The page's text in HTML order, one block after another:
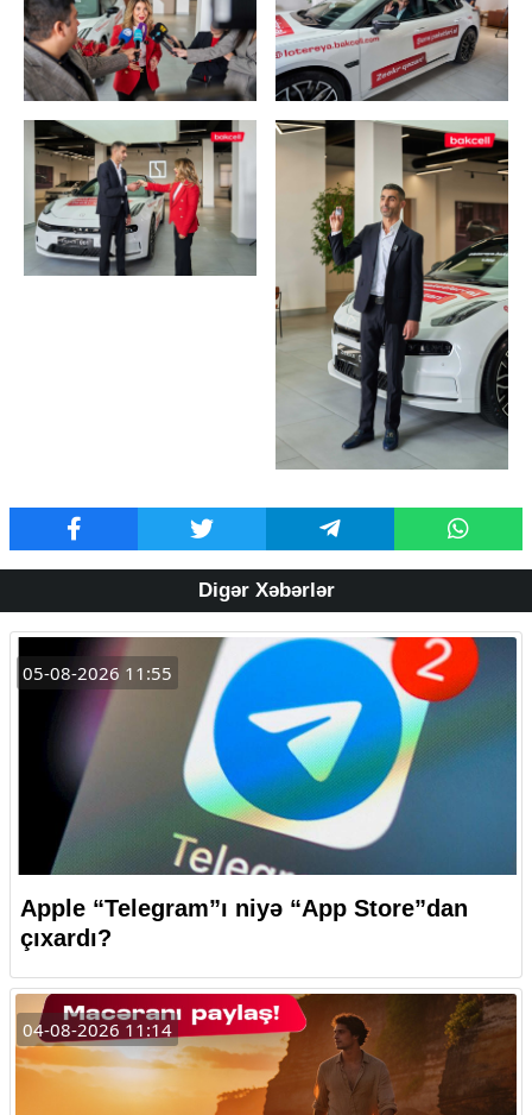
Digər Xəbərlər
05-08-2026 11:55
Apple “Telegram”ı niyə “App Store”dan
çıxardı?
04-08-2026 11:14